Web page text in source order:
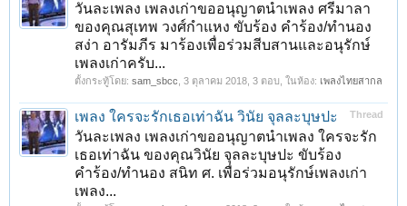
วันละเพลง เพลงเก่าขออนุญาตนำเพลง ศรีมาลา
ของคุณสุเทพ วงศ์กำแหง ขับร้อง คำร้อง/ทำนอง
สง่า อารัมภีร มาร้องเพื่อร่วมสีบสานและอนุรักษ์
เพลงเก่าครับ...
ตั้งกระทู้โดย: sam_sbcc 3 ตุลาคม 2018 , 3 ตอบ, ในห้อง: เพลงไทยสากล
Thread
เพลง ใครจะรักเธอเท่าฉัน วินัย จุลละบุษปะ
วันละเพลง เพลงเก่าขออนุญาตนำเพลง ใครจะรัก
เธอเท่าฉัน ของคุณวินัย จุลละบุษปะ ขับร้อง
คำร้อง/ทำนอง สนิท ศ. เพื่อร่วมอนุรักษ์เพลงเก่า
เพลง...